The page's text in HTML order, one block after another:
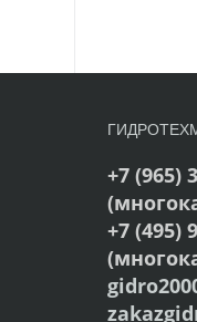
+7 (965)
+7 (495)